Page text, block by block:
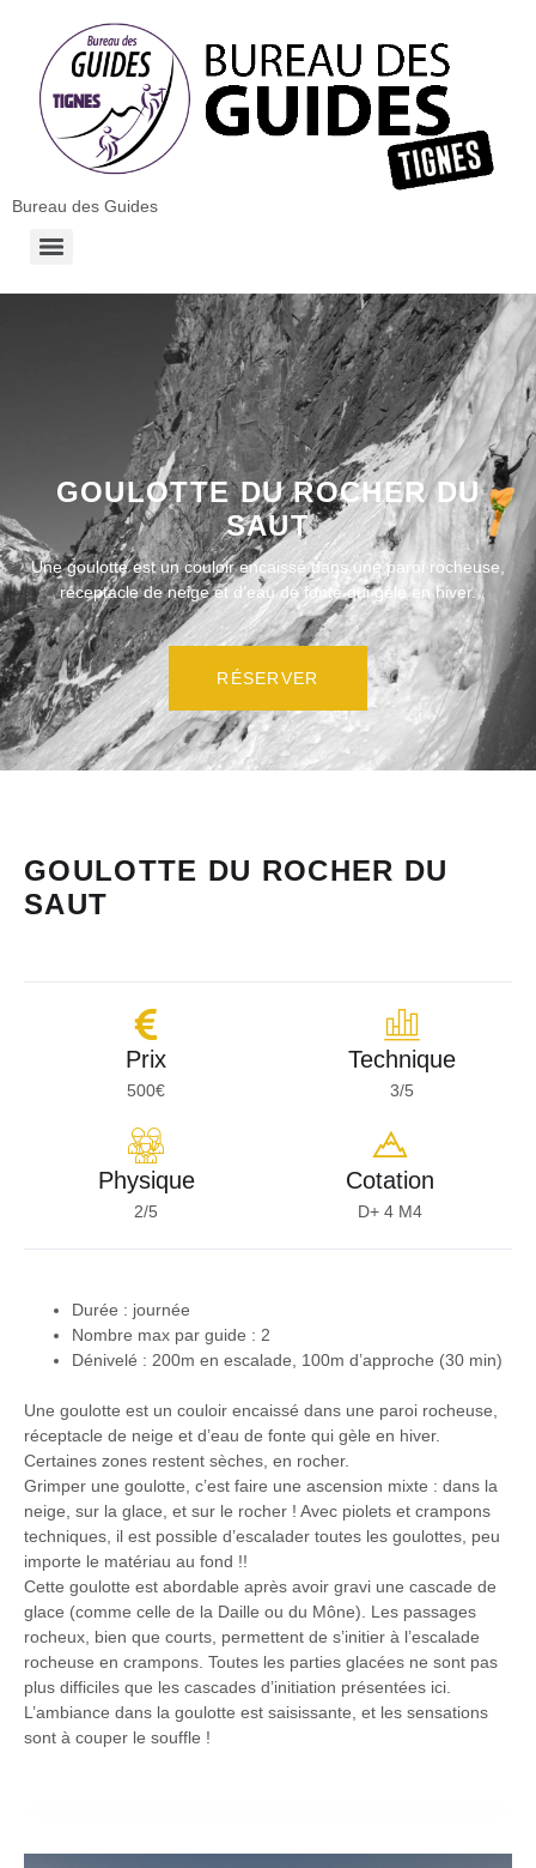
Bureau des Guides
GOULOTTE DU ROCHER DU
SAUT
Une goulotte est un couloir encaissé dans une paroi rocheuse,
réceptacle de neige et d’eau de fonte qui gèle en hiver.
RÉSERVER
GOULOTTE DU ROCHER DU
SAUT
Prix
500€
Technique
3/5
Physique
2/5
Cotation
D+ 4 M4
Durée : journée
Nombre max par guide : 2
Dénivelé : 200m en escalade, 100m d’approche (30 min)
Une goulotte est un couloir encaissé dans une paroi rocheuse,
réceptacle de neige et d’eau de fonte qui gèle en hiver.
Certaines zones restent sèches, en rocher.
Grimper une goulotte, c’est faire une ascension mixte : dans la
neige, sur la glace, et sur le rocher ! Avec piolets et crampons
techniques, il est possible d’escalader toutes les goulottes, peu
importe le matériau au fond !!
Cette goulotte est abordable après avoir gravi une cascade de
glace (comme celle de la Daille ou du Mône). Les passages
rocheux, bien que courts, permettent de s’initier à l’escalade
rocheuse en crampons. Toutes les parties glacées ne sont pas
plus difficiles que les cascades d’initiation présentées ici.
L’ambiance dans la goulotte est saisissante, et les sensations
sont à couper le souffle !